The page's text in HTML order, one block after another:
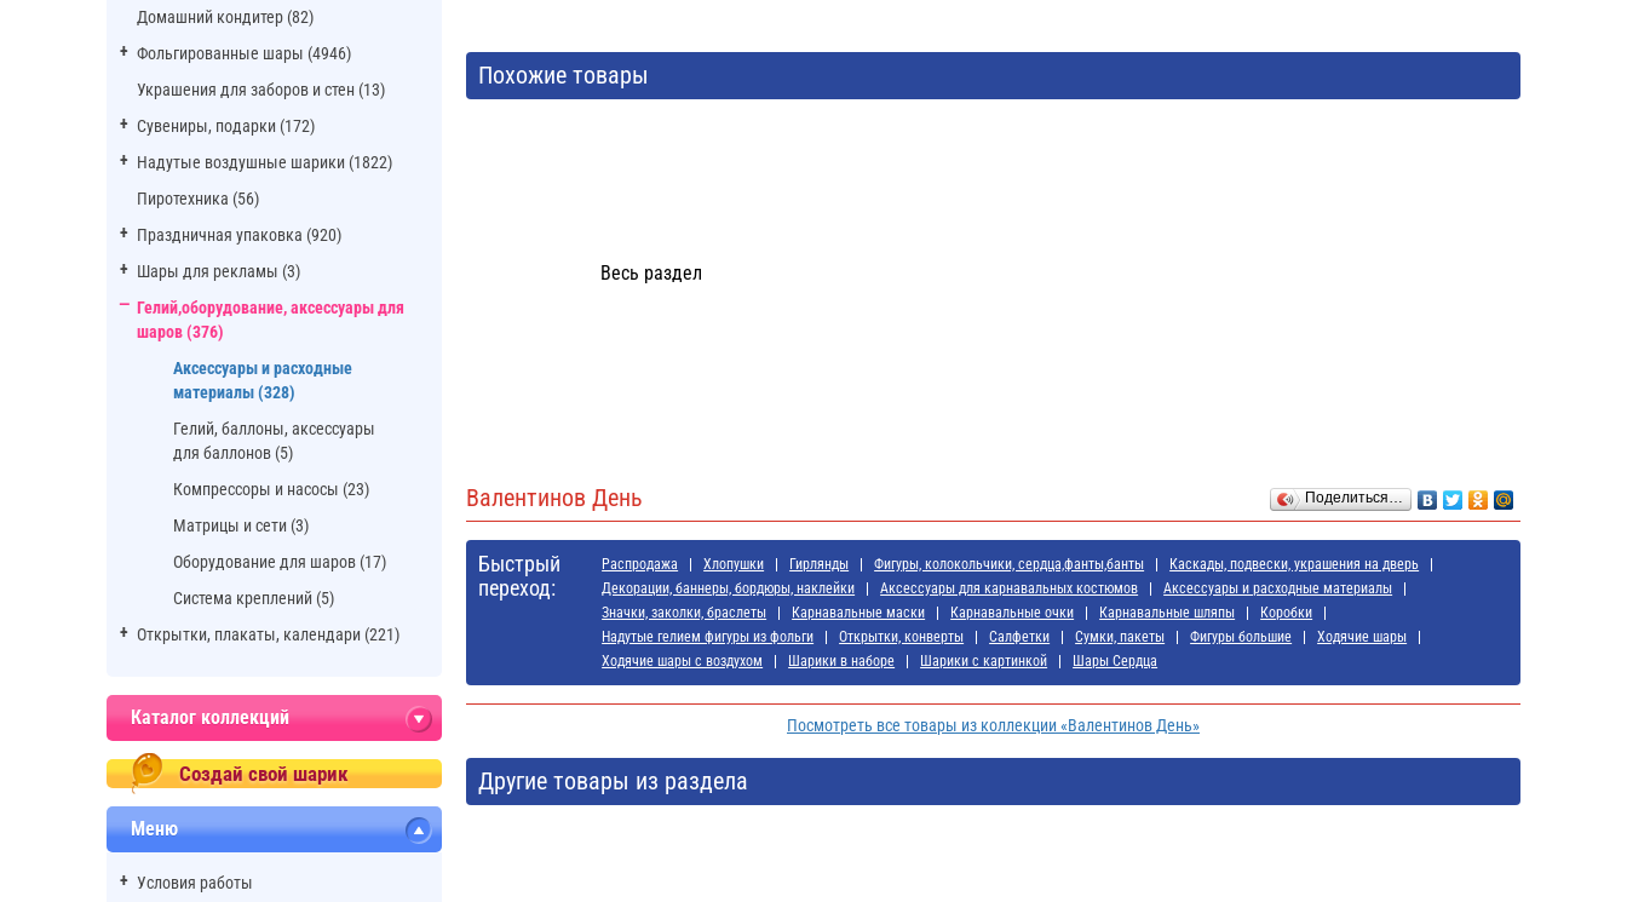
Домашний кондитер (82)
Фольгированные шары (4946)
Украшения для заборов и стен (13)
Сувениры, подарки (172)
Надутые воздушные шарики (1822)
Пиротехника (56)
Праздничная упаковка (920)
Шары для рекламы (3)
Гелий,оборудование, аксессуары для
шаров (376)
Аксессуары и расходные
материалы (328)
Гелий, баллоны, аксессуары
для баллонов (5)
Компрессоры и насосы (23)
Матрицы и сети (3)
Оборудование для шаров (17)
Система креплений (5)
Открытки, плакаты, календари (221)
Каталог коллекций
Создай свой шарик
Меню
Условия работы
Похожие товары
Весь раздел
Поделиться…
Валентинов День
Быстрый
переход:
Распродажа Хлопушки Гирлянды Фигуры, колокольчики, сердца,фанты,банты
Каскады, подвески, украшения на дверь
Декорации, баннеры, бордюры, наклейки
Аксессуары для карнавальных костюмов
Аксессуары и расходные материалы
Значки, заколки, браслеты
Карнавальные маски Карнавальные очки Карнавальные шляпы
Коробки
Надутые гелием фигуры из фольги
Открытки, конверты Салфетки Сумки, пакеты Фигуры большие
Ходячие шары
Ходячие шары с воздухом
Шарики в наборе Шарики с картинкой Шары Сердца
Посмотреть все товары из коллекции «Валентинов День»
Другие товары из раздела